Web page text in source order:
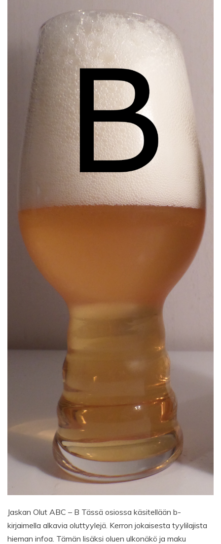
Jaskan Olut ABC – B Tässä osiossa käsitellään b-
kirjaimella alkavia oluttyylejä. Kerron jokaisesta tyylilajista
hieman infoa. Tämän lisäksi oluen ulkonäkö ja maku